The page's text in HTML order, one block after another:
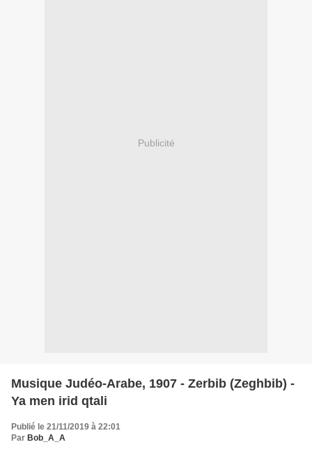
Publicité
Musique Judéo-Arabe, 1907 - Zerbib (Zeghbib) -
Ya men irid qtali
Publié le 21/11/2019 à 22:01
Par Bob_A_A